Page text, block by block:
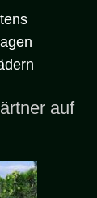
auf